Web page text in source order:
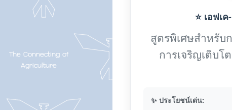
⭐ เอฟเ
สูตรพิเศษสำหรับ
การเจริญเติบโ
✨ ประโยชน์เด่น: